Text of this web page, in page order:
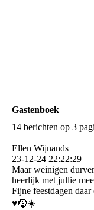
Gastenboek
14 berichten op 3
Ellen Wijnands
23-12-24 22:22:29
Maar weinigen
heerlijk met jullie
Fijne feestdagen
♥️🤶☀️